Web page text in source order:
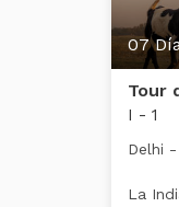
07
Tour
I - 1
Delhi
La